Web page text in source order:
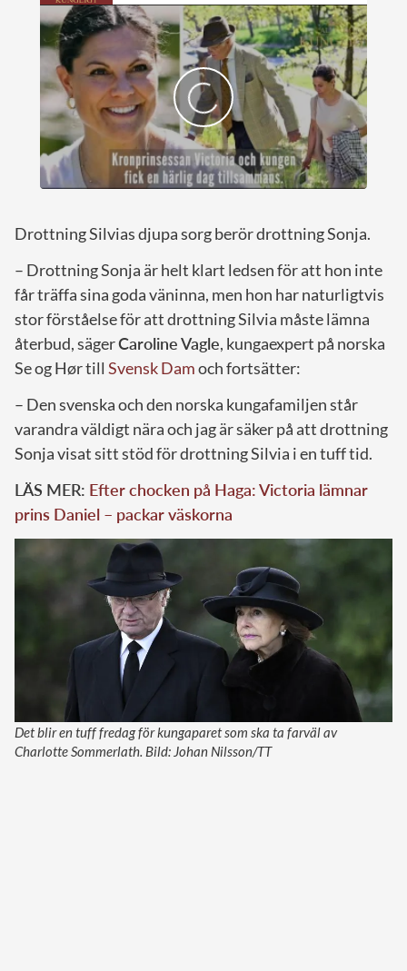
Drottning Silvias djupa sorg berör drottning Sonja.
– Drottning Sonja är helt klart ledsen för att hon inte
får träffa sina goda väninna, men hon har naturligtvis
stor förståelse för att drottning Silvia måste lämna
återbud, sägerCaroline Vagle, kungaexpert på norska
Se og Hør till Svensk Damoch fortsätter:
– Den svenska och den norska kungafamiljen står
varandra väldigt nära och jag är säker på att drottning
Sonja visat sitt stöd för drottning Silvia i en tuff tid.
LÄS MER: Efter chocken på Haga: Victoria lämnar
prins Daniel – packar väskorna
Det blir en tuff fredag för kungaparet som ska ta farväl av
Charlotte Sommerlath. Bild: Johan Nilsson/TT